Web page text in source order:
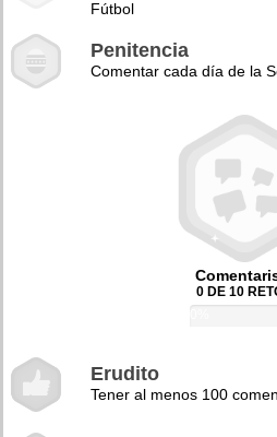
Fútbol
Penitencia
Comentar cada día de la
0 DE 10
Erudito
Tener al menos 100